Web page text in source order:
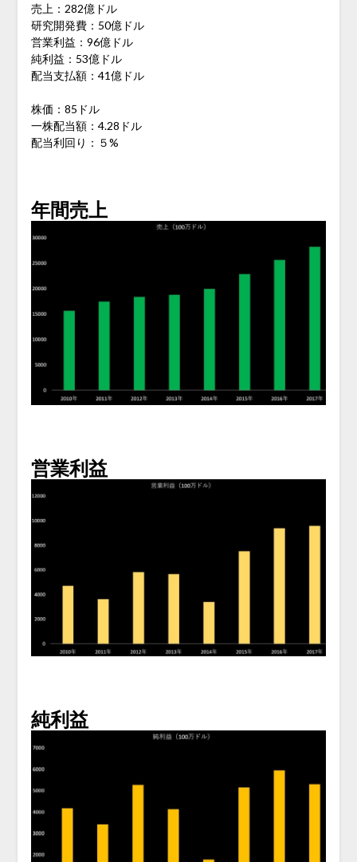
売上：282億ドル
研究開発費：50億ドル
営業利益：96億ドル
純利益：53億ドル
配当支払額：41億ドル
株価：85ドル
一株配当額：4.28ドル
配当利回り：５%
年間売上
営業利益
純利益